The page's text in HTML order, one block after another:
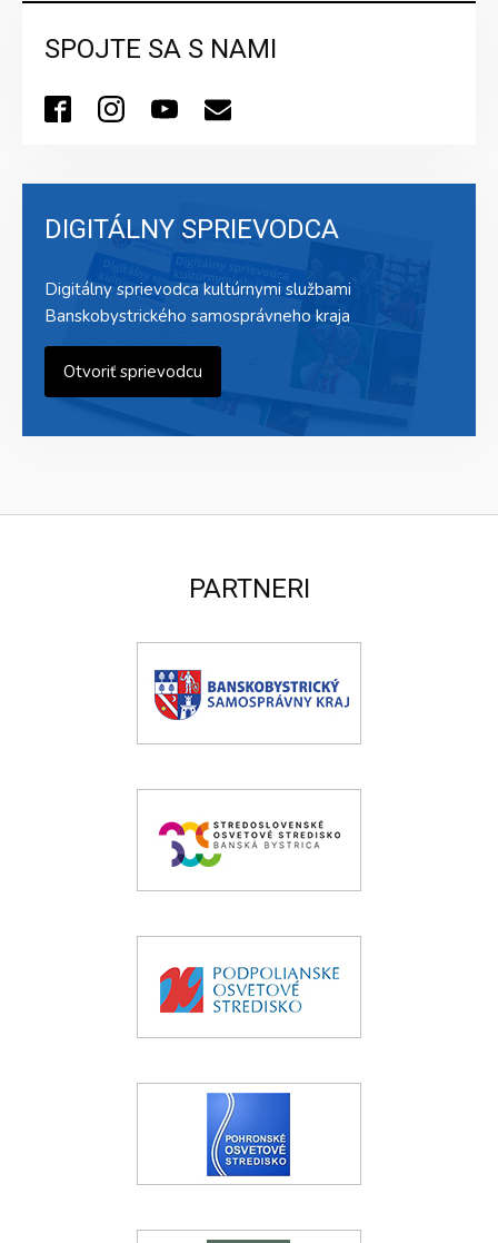
SPOJTE SA S NAMI
DIGITÁLNY SPRIEVODCA
Digitálny sprievodca kultúrnymi službami
Banskobystrického samosprávneho kraja
Otvoriť sprievodcu
PARTNERI